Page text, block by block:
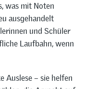
was mit Noten
ausgehandelt
und Schüler
Laufbahn, wenn
Auslese – sie helfen